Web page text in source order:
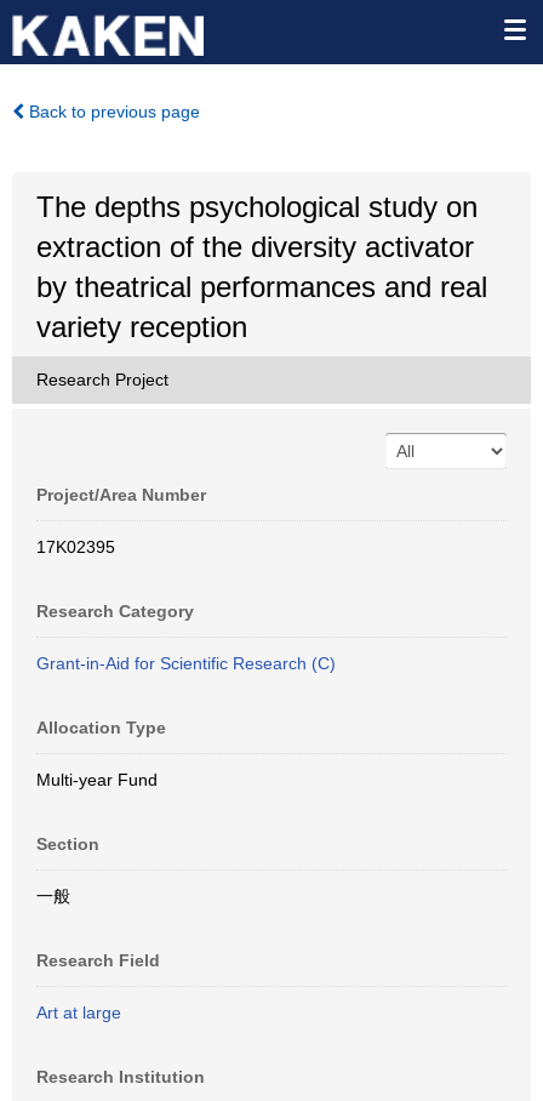
Back to previous page
The depths psychological study on
extraction of the diversity activator
by theatrical performances and real
variety reception
Research Project
Project/Area Number
17K02395
Research Category
Grant-in-Aid for Scientific Research (C)
Allocation Type
Multi-year Fund
Section
一般
Research Field
Art at large
Research Institution